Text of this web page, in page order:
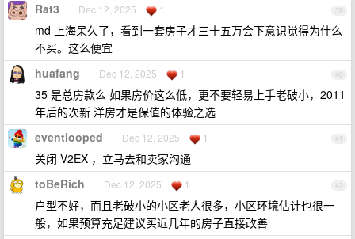
39
Rat3 Dec 12, 2025 1
md 上海呆久了，看到一套房子才三十五万会下意识觉得为什么
不买。这么便宜
40
huafang Dec 12, 2025 1
35 是总房款么 如果房价这么低，更不要轻易上手老破小，2011
年后的次新 洋房才是保值的体验之选
41
eventlooped Dec 12, 2025 1
关闭 V2EX ，立马去和卖家沟通
42
toBeRich Dec 12, 2025 1
户型不好，而且老破小的小区老人很多，小区环境估计也很一
般，如果预算充足建议买近几年的房子直接改善